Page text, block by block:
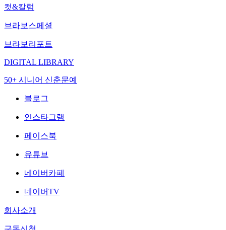
컷&칼럼
브라보스페셜
브라보리포트
DIGITAL LIBRARY
50+ 시니어 신춘문예
블로그
인스타그램
페이스북
유튜브
네이버카페
네이버TV
회사소개